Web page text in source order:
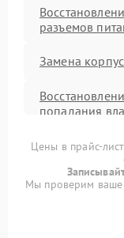
разъемов
Замена
попадания
Замена
Замена
освещения
Замена
Цены в прайс-
Мы проверим ваше